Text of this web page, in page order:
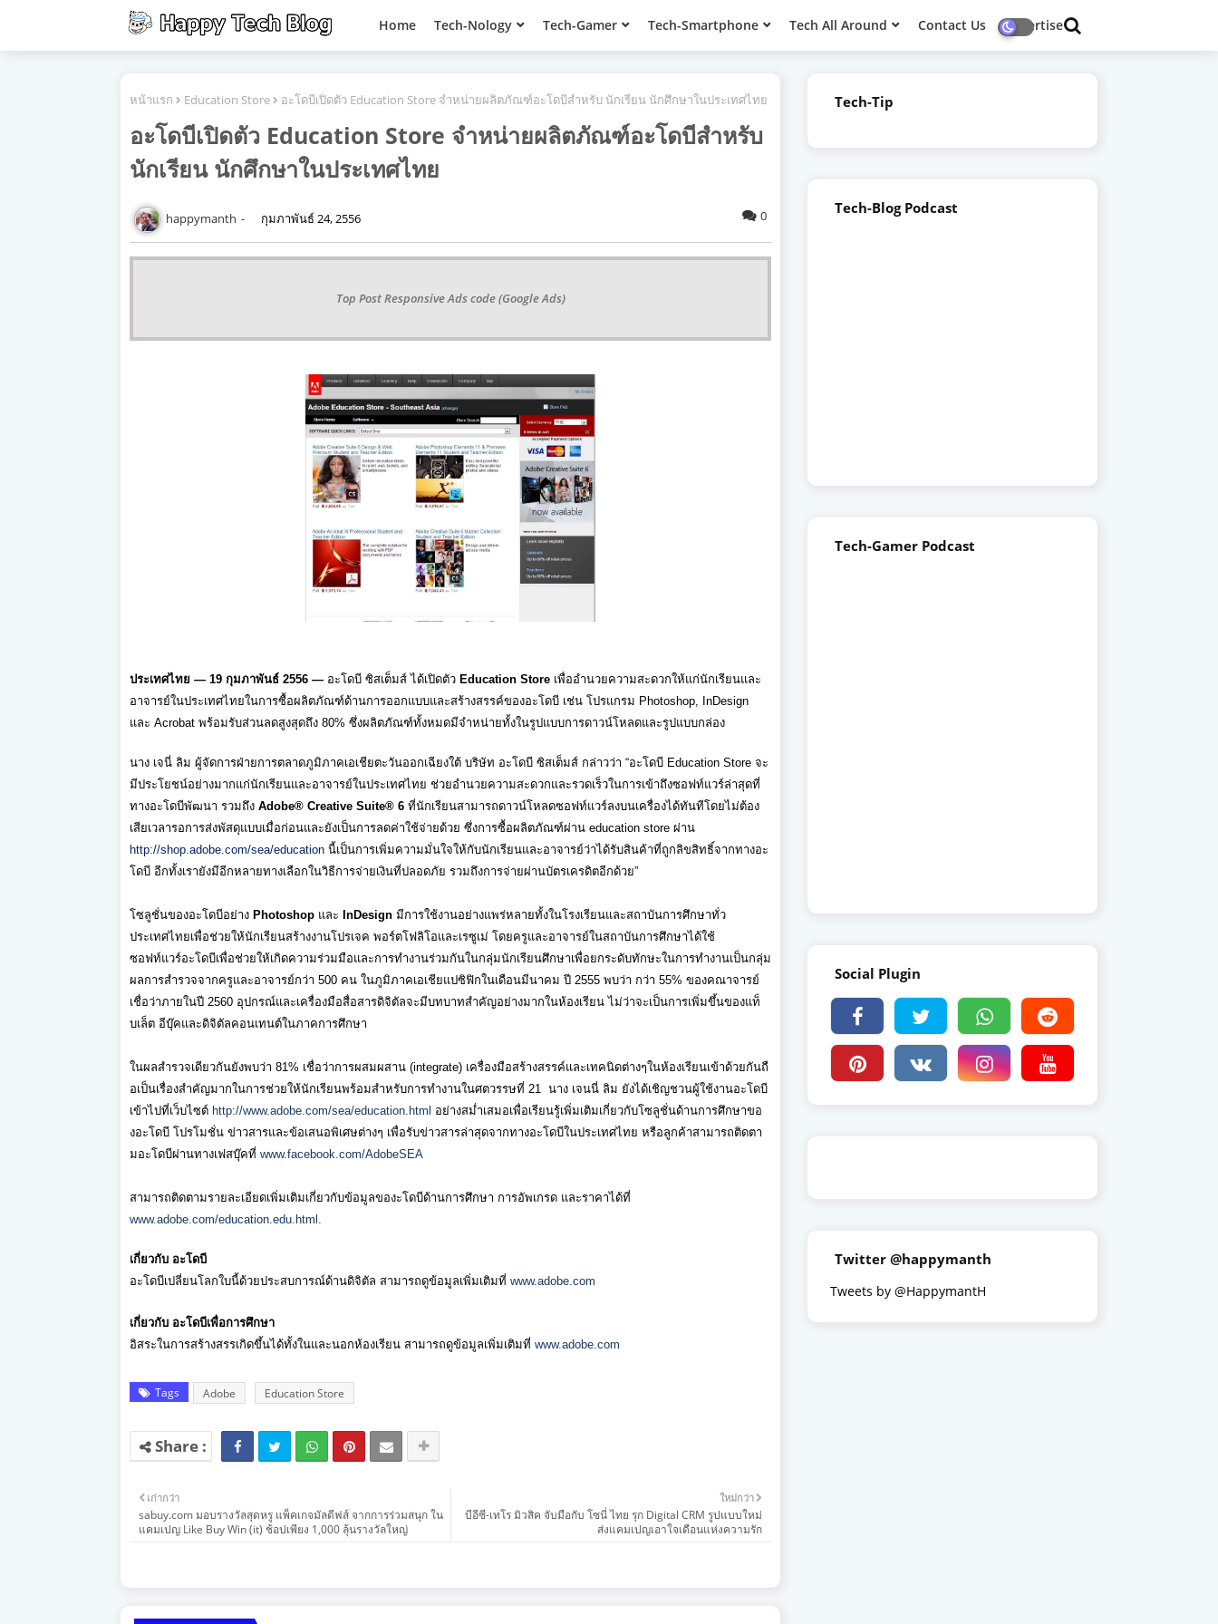
Home Tech-Nology Tech-Gamer Tech-Smartphone Tech All Around Contact Us Advertise
หน้าแรก Education Store อะโดบีเปิดตัว Education Store จำหน่ายผลิตภัณฑ์อะโดบีสำหรับ นักเรียน นักศึกษาในประเทศไทย
อะโดบีเปิดตัว Education Store จำหน่ายผลิตภัณฑ์อะโดบีสำหรับ
นักเรียน นักศึกษาในประเทศไทย
happymanth กุมภาพันธ์ 24, 2556 0
Top Post Responsive Ads code (Google Ads)
ประเทศไทย — 19 กุมภาพันธ์ 2556 — อะโดบี ซิสเต็มส์ ได้เปิดตัว Education Store เพื่ออำนวยความสะดวกให้แก่นักเรียนและ
อาจารย์ในประเทศไทยในการซื้อผลิตภัณฑ์ด้านการออกแบบและสร้างสรรค์ของอะโดบี เช่น โปรแกรม Photoshop, InDesign
และ Acrobat พร้อมรับส่วนลดสูงสุดถึง 80% ซึ่งผลิตภัณฑ์ทั้งหมดมีจำหน่ายทั้งในรูปแบบการดาวน์โหลดและรูปแบบกล่อง
นาง เจนี่ ลิม ผู้จัดการฝ่ายการตลาดภูมิภาคเอเชียตะวันออกเฉียงใต้ บริษัท อะโดบี ซิสเต็มส์ กล่าวว่า “อะโดบี Education Store จะ
มีประโยชน์อย่างมากแก่นักเรียนและอาจารย์ในประเทศไทย ช่วยอำนวยความสะดวกและรวดเร็วในการเข้าถึงซอฟท์แวร์ล่าสุดที
ทางอะโดบีพัฒนา รวมถึง Adobe® Creative Suite® 6 ที่นักเรียนสามารถดาวน์โหลดซอฟท์แวร์ลงบนเครื่องได้ทันทีโดยไม่ต้อง
เสียเวลารอการส่งพัสดุแบบเมื่อก่อนและยังเป็นการลดค่าใช้จ่ายด้วย ซึ่งการซื้อผลิตภัณฑ์ผ่าน education store ผ่าน
http://shop.adobe.com/sea/education นี้เป็นการเพิ่มความมั่นใจให้กับนักเรียนและอาจารย์ว่าได้รับสินค้าที่ถูกลิขสิทธิ์จากทางอะ
โดบี อีกทั้งเรายังมีอีกหลายทางเลือกในวิธีการจ่ายเงินที่ปลอดภัย รวมถึงการจ่ายผ่านบัตรเครดิตอีกด้วย”
โซลูชั่นของอะโดบีอย่าง Photoshop และ InDesign มีการใช้งานอย่างแพร่หลายทั้งในโรงเรียนและสถาบันการศึกษาทั่ว
ประเทศไทยเพื่อช่วยให้นักเรียนสร้างงานโปรเจค พอร์ตโฟลิโอและเรซูเม่ โดยครูและอาจารย์ในสถาบันการศึกษาได้ใช้
ซอฟท์แวร์อะโดบีเพื่อช่วยให้เกิดความร่วมมือและการทำงานร่วมกันในกลุ่มนักเรียนศึกษาเพื่อยกระดับทักษะในการทำงานเป็นกลุ่ม
ผลการสำรวจจากครูและอาจารย์กว่า 500 คน ในภูมิภาคเอเชียแปซิฟิกในเดือนมีนาคม ปี 2555 พบว่า กว่า 55% ของคณาจารย์
เชื่อว่าภายในปี 2560 อุปกรณ์และเครื่องมือสื่อสารดิจิตัลจะมีบทบาทสำคัญอย่างมากในห้องเรียน ไม่ว่าจะเป็นการเพิ่มขึ้นของแท็
บเล็ต อีบุ๊คและดิจิตัลคอนเทนต์ในภาคการศึกษา
ในผลสำรวจเดียวกันยังพบว่า 81% เชื่อว่าการผสมผสาน (integrate) เครื่องมือสร้างสรรค์และเทคนิดต่างๆในห้องเรียนเข้าด้วยกันถื
อเป็นเรื่องสำคัญมากในการช่วยให้นักเรียนพร้อมสำหรับการทำงานในศตวรรษที่ 21 นาง เจนนี่ ลิม ยังได้เชิญชวนผู้ใช้งานอะโดบี
เข้าไปที่เว็บไซต์ http://www.adobe.com/sea/education.html อย่างสม่ำเสมอเพื่อเรียนรู้เพิ่มเติมเกี่ยวกับโซลูชั่นด้านการศึกษาขอ
งอะโดบี โปรโมชั่น ข่าวสารและข้อเสนอพิเศษต่างๆ เพื่อรับข่าวสารล่าสุดจากทางอะโดบีในประเทศไทย หรือลูกค้าสามารถติดตา
มอะโดบีผ่านทางเฟสบุ๊คที่ www.facebook.com/AdobeSEA
สามารถติดตามรายละเอียดเพิ่มเติมเกี่ยวกับข้อมูลของะโดบีด้านการศึกษา การอัพเกรด และราคาได้ที่
www.adobe.com/education.edu. html .
เกี่ยวกับ อะโดบี
อะโดบีเปลี่ยนโลกใบนี้ด้วยประสบการณ์ด้านดิจิตัล สามารถดูข้อมูลเพิ่มเติมที่ www.adobe.com
เกี่ยวกับ อะโดบีเพื่อการศึกษา
อิสระในการสร้างสรรเกิดขึ้นได้ทั้งในและนอกห้องเรียน สามารถดูข้อมูลเพิ่มเติมที่ www.adobe.com
Tags Adobe Education Store
ใหม่กว่า
บีอีซี-เทโร มิวสิค จับมือกับ โซนี่ ไทย รุก Digital CRM รูปแบบใหม่
ส่งแคมเปญเอาใจเดือนแห่งความรัก
เก่ากว่า
sabuy.com มอบรางวัลสุดหรู แพ็คเกจมัลดีฟส์ จากการร่วมสนุก ใน
แคมเปญ Like Buy Win (it) ช้อปเพียง 1,000 ลุ้นรางวัลใหญ่
Tech-Tip
Tech-Blog Podcast
Tech-Gamer Podcast
Social Plugin
Twitter @happymanth
Tweets by @HappymantH